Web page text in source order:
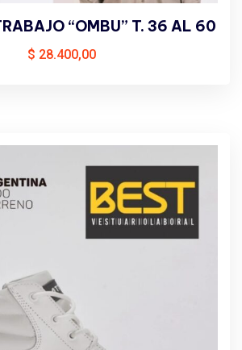
“OMBU” T. 36 AL 60
$ 28.400,00